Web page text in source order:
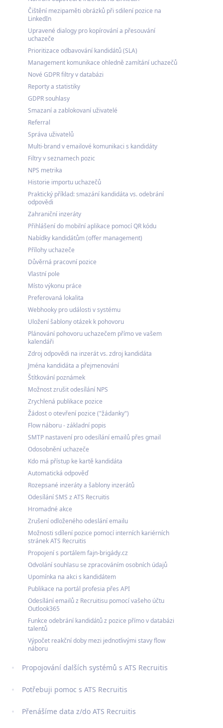
Čištění mezipaměti obrázků při sdilení pozice na
LinkedIn
Upravené dialogy pro kopírování a přesouvání
uchazeče
Prioritizace odbavování kandidátů (SLA)
Management komunikace ohledně zamítání uchazečů
Nové GDPR filtry v databázi
Reporty a statistiky
GDPR souhlasy
Smazaní a zablokovaní uživatelé
Referral
Správa uživatelů
Multi-brand v emailové komunikaci s kandidáty
Filtry v seznamech pozic
NPS metrika
Historie importu uchazečů
Praktický příklad: smazání kandidáta vs. odebrání
odpovědi
Zahraniční inzeráty
Přihlášení do mobilní aplikace pomocí QR kódu
Nabídky kandidátům (offer management)
Přílohy uchazeče
Důvěrná pracovní pozice
Vlastní pole
Místo výkonu práce
Preferovaná lokalita
Webhooky pro události v systému
Uložení šablony otázek k pohovoru
Plánování pohovoru uchazečem přímo ve vašem
kalendáři
Zdroj odpovědi na inzerát vs. zdroj kandidáta
Jména kandidáta a přejmenování
Štítkování poznámek
Možnost zrušit odesílání NPS
Zrychlená publikace pozice
Žádost o otevření pozice ("žádanky")
Flow náboru - základní popis
SMTP nastavení pro odesílání emailů přes gmail
Odosobnění uchazeče
Kdo má přístup ke kartě kandidáta
Automatická odpověď
Rozepsané inzeráty a šablony inzerátů
Odesílání SMS z ATS Recruitis
Hromadné akce
Zrušení odloženého odeslání emailu
Možnosti sdílení pozice pomocí interních kariérních
stránek ATS Recruitis
Propojení s portálem fajn-brigády.cz
Odvolání souhlasu se zpracováním osobních údajů
Upomínka na akci s kandidátem
Publikace na portál profesia přes API
Odesílání emailů z Recruitisu pomocí vašeho účtu
Outlook365
Funkce odebrání kandidátů z pozice přímo v databázi
talentů
Výpočet reakční doby mezi jednotlivými stavy flow
náboru
Propojování dalších systémů s ATS Recruitis
Potřebuji pomoc s ATS Recruitis
Přenášíme data z/do ATS Recruitis